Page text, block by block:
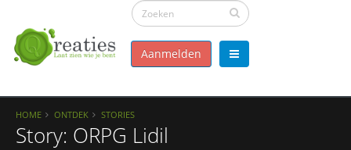
Aanmelden
HOME ONTDEK STORIES
Story: ORPG Lidil